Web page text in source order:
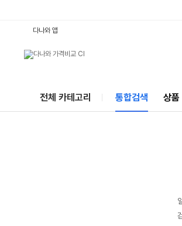
다나와 앱
전체 카테고리 통합검색 상품